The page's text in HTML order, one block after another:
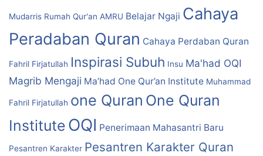
Mudarris Rumah Qur'an AMRU Belajar Ngaji Cahaya
Peradaban Quran Cahaya Perdaban Quran
Fahril Firjatullah Inspirasi Subuh Insu Ma'had OQI
Magrib Mengaji Ma’had One Qur’an Institute Muhammad
Fahril Firjatullah one Quran One Quran
Institute OQI Penerimaan Mahasantri Baru
Pesantren Karakter Pesantren Karakter Quran